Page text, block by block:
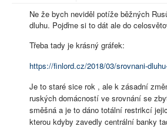
Ne že bych neviděl potíže běžných
dluhu. Pojďme si to dát ale do
Třeba tady je krásný gráfek:
https://finlord.cz/2018/03/srovnani-
Je to staré sice rok , ale k zásadní
ruských domácností ve srovnání se
směšná a je to dáno totální restrikcí
kterou kdyby zavedly centrální banky